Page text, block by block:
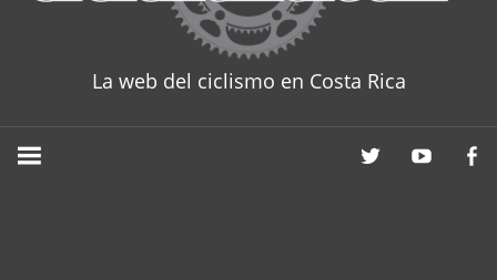
La web del ciclismo en Costa Rica